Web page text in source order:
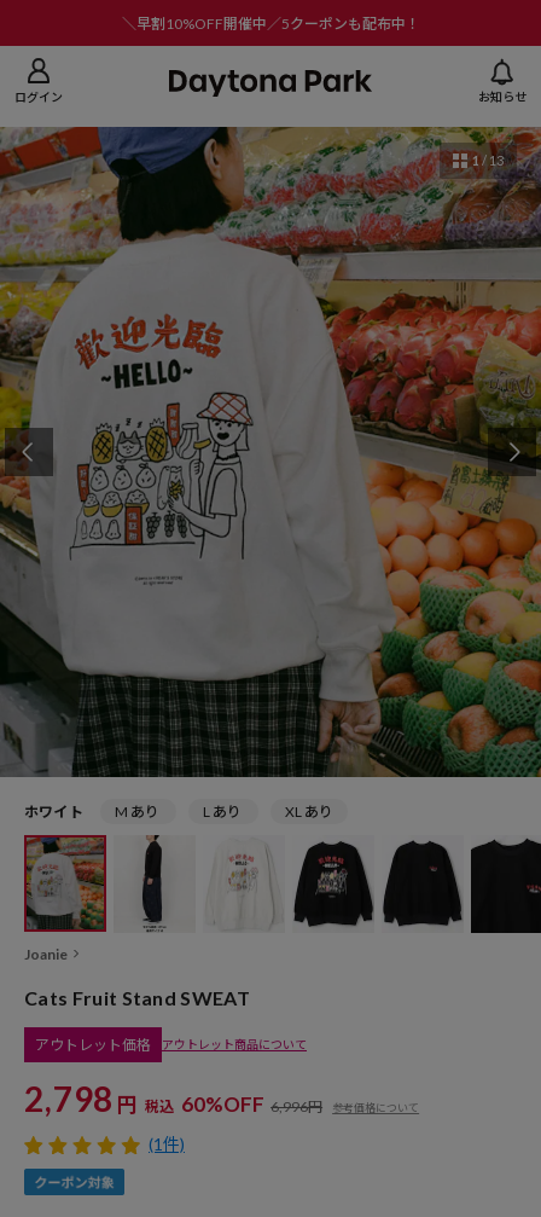
＼早割10%OFF開催中／5クーポンも配布中！
ログイン お知らせ
1/ 13
ホワイト M あり L あり XL あり
Joanie
Cats Fruit Stand SWEAT
アウトレット価格 アウトレット商品について
2,798 円 税込 60%OFF 6,996円 参考価格について
(1件)